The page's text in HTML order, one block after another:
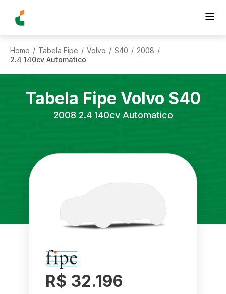
Home / Tabela Fipe / Volvo / S40 / 2008 /
2.4 140cv Automatico
Tabela Fipe Volvo S40
2008 2.4 140cv Automatico
R$ 32.196